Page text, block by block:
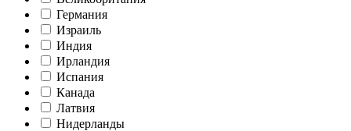
Германия
Израиль
Индия
Ирландия
Испания
Канада
Латвия
Нидерланды